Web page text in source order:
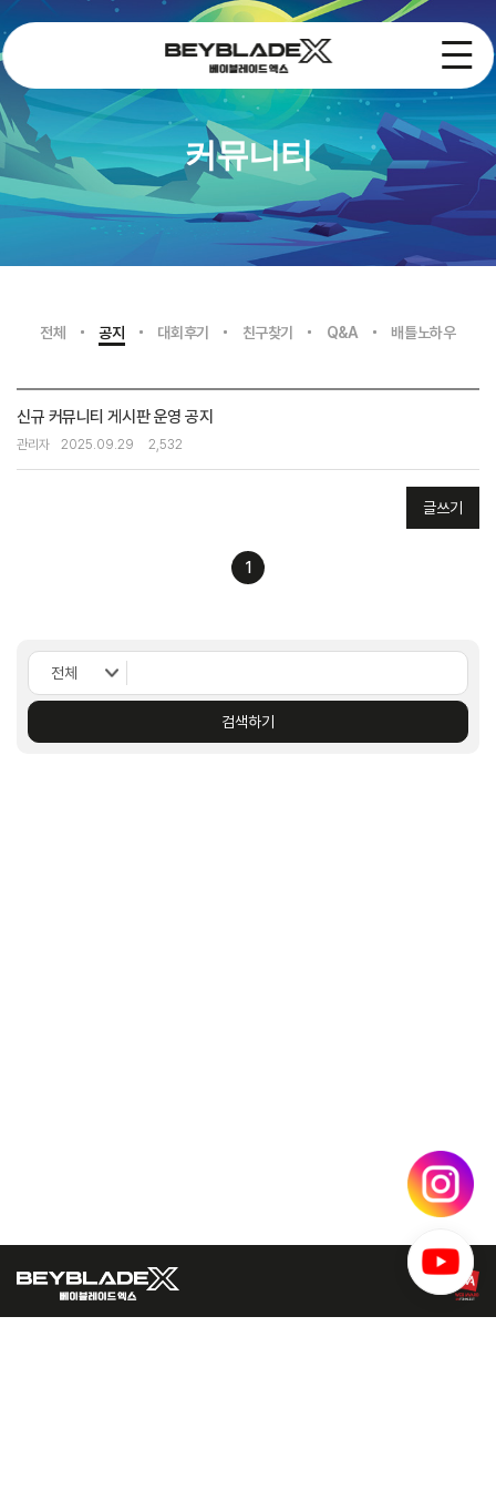
커뮤니티
전체 공지 대회후기 친구찾기 Q&A 배틀노하우
신규 커뮤니티 게시판 운영 공지
관리자 2025.09.29 2,532
글쓰기
1
검색하기